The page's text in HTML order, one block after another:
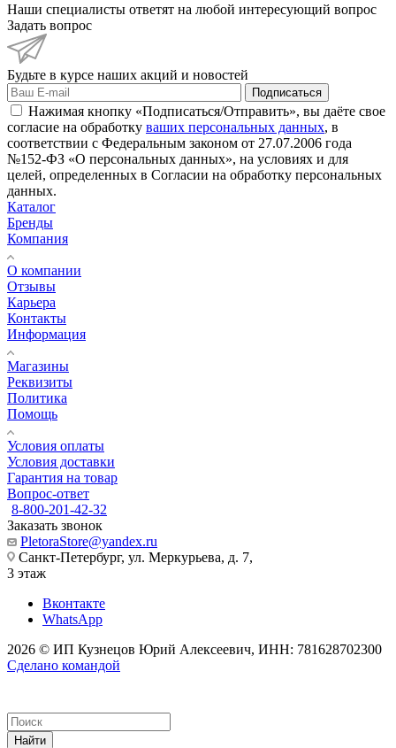
Наши специалисты ответят на любой интересующий вопрос
Задать вопрос
Будьте в курсе наших акций и новостей
Подписаться
Нажимая кнопку «Подписаться/Отправить», вы даёте свое
согласие на обработку ваших персональных данных, в
соответствии с Федеральным законом от 27.07.2006 года
№152-ФЗ «О персональных данных», на условиях и для
целей, определенных в Согласии на обработку персональных
данных.
Каталог
Бренды
Компания
О компании
Отзывы
Карьера
Контакты
Информация
Магазины
Реквизиты
Политика
Помощь
Условия оплаты
Условия доставки
Гарантия на товар
Вопрос-ответ
8-800-201-42-32
Заказать звонок
PletoraStore@yandex.ru
Санкт-Петербург, ул. Меркурьева, д. 7,
3 этаж
Вконтакте
WhatsApp
2026 © ИП Кузнецов Юрий Алексеевич, ИНН: 781628702300
Сделано командой
Найти